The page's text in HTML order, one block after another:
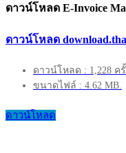
ดาวน์โหลด E-Invoice
ดาวน์โหลด
ดาวน์โหลด : 1,228 ค
ขนาดไฟล์ : 4.62 MB.
ดาวน์โหลด